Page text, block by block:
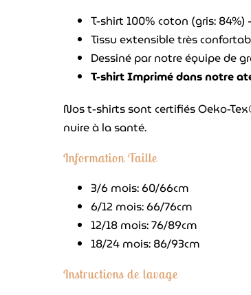
T-shirt 100% coton (gris:
Tissu extensible très
Dessiné par notre équipe de
T-shirt Imprimé dans notre
Nos t-shirts sont certifiés Oeko-
nuire à la santé.
Information Taille
3/6 mois: 60/66cm
6/12 mois: 66/76cm
12/18 mois: 76/89cm
18/24 mois: 86/93cm
Instructions de lavage